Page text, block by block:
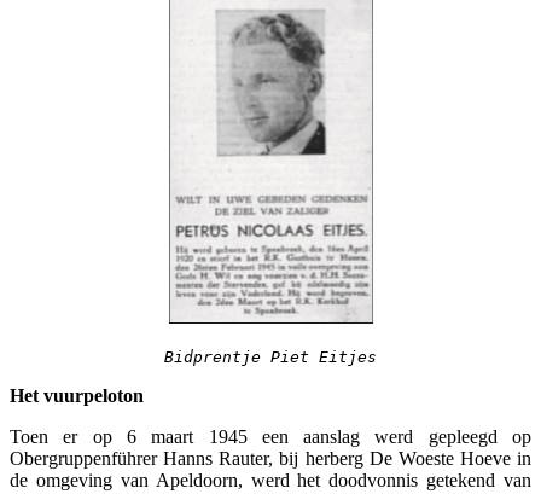
Bidprentje Piet Eitjes
Het vuurpeloton
Toen er op 6 maart 1945 een aanslag werd gepleegd op
Obergruppenführer Hanns Rauter, bij herberg De Woeste Hoeve in
de omgeving van Apeldoorn, werd het doodvonnis getekend van